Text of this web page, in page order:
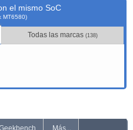
el mismo SoC
MT6580)
Todas las marcas(138)
Más...